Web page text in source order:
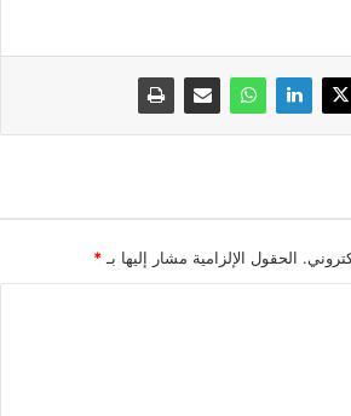
الحقول الإلزامية مشار إليها بـ *